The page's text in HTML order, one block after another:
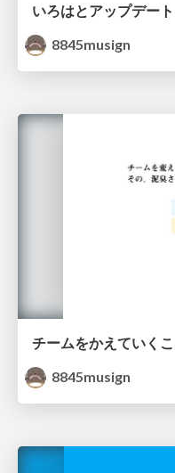
8845musign
チームをかえていく
8845musign